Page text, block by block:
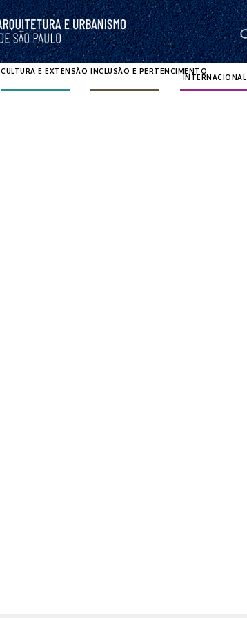
Pesquisar por:
CULTURA E EXTENSÃO INCLUSÃO E PERTENCIMENTO
INTERNACIONAL